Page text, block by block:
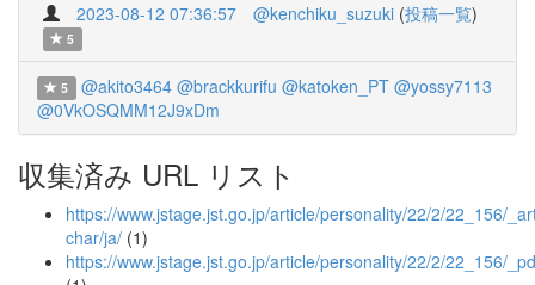
2023-08-12 07:36:57 @kenchiku_suzuki (投稿一覧)
5
5 @akito3464 @brackkurifu @katoken_PT @yossy7113
@0VkOSQMM12J9xDm
収集済み URL リスト
https://www.jstage.jst.go.jp/article/personality/22/2/22_156/
char/ja/ (1)
https://www.jstage.jst.go.jp/article/personality/22/2/22_156/